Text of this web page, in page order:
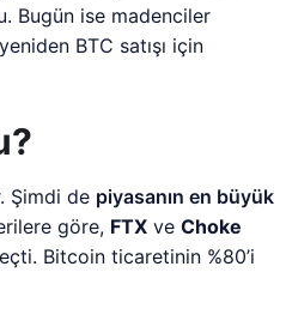
Bugün ise madenciler
BTC satışı için
Şimdi de piyasanın en büyük
göre, FTX veChoke
Bitcoin ticaretinin %80’i